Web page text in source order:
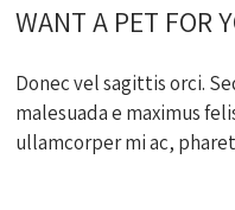
WANT A PET FOR
Donec vel sagittis orci.
malesuada e maximus
ullamcorper mi ac,